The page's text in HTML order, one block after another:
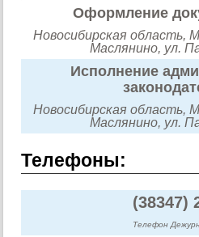
Оформление
Новосибирская область,
Маслянино, ул.
Исполнение
Новосибирская область,
Маслянино, ул.
Телефоны:
(38347)
Телефон